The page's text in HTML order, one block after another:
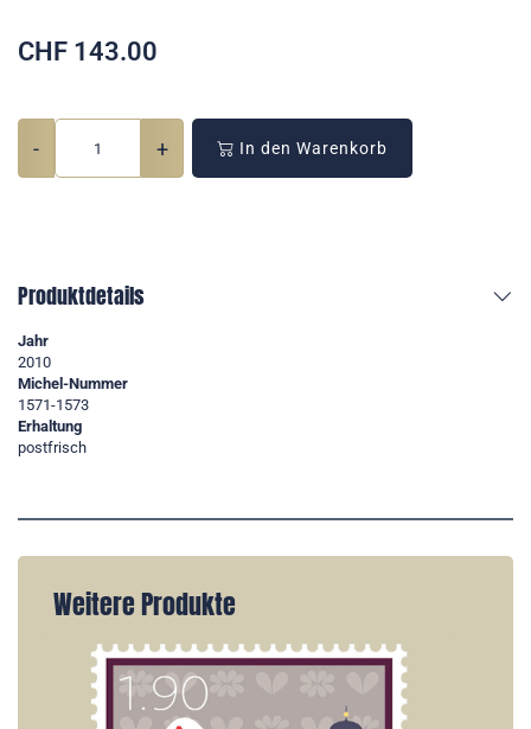
CHF 143.00
- + In den Warenkorb
Produktdetails
Jahr
2010
Michel-Nummer
1571-1573
Erhaltung
postfrisch
Weitere Produkte